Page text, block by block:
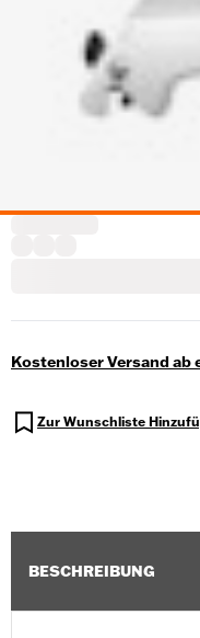
Kostenloser Versand ab
Zur Wunschliste
BESCHREIBUNG